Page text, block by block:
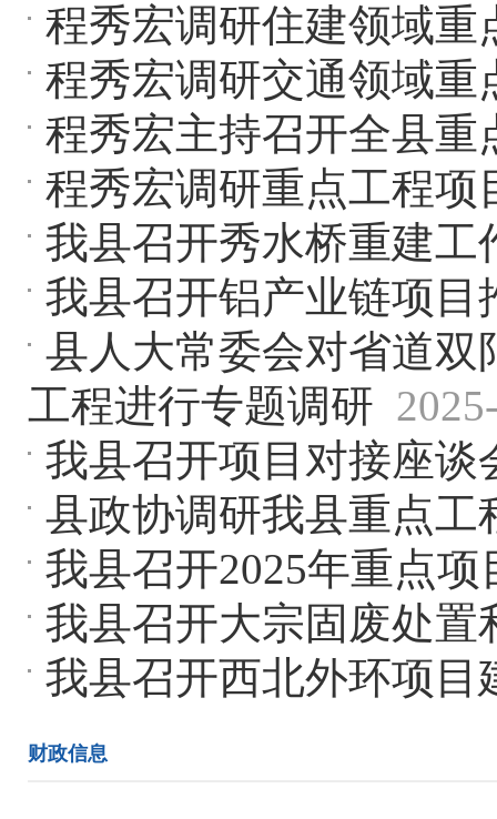
程秀宏调研住建领域
程秀宏调研交通领域
程秀宏主持召开全县
程秀宏调研重点工程
我县召开秀水桥重建
我县召开铝产业链项
县人大常委会对省道
工程进行专题调研
我县召开项目对接座
县政协调研我县重点
我县召开2025年重点
我县召开大宗固废处
我县召开西北外环项
财政信息